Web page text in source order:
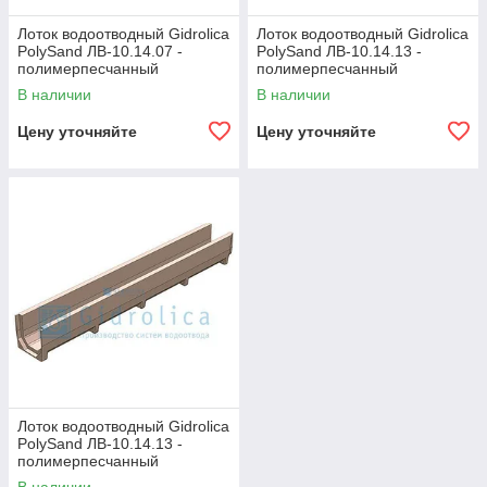
Лоток водоотводный Gidrolica
PolySand ЛВ-10.14.07 -
полимерпесчанный
В наличии
Цену уточняйте
Лоток водоотводный Gidrolica
PolySand ЛВ-10.14.13 -
полимерпесчанный
В наличии
Цену уточняйте
Лоток водоотводный Gidrolica
PolySand ЛВ-10.14.13 -
полимерпесчанный